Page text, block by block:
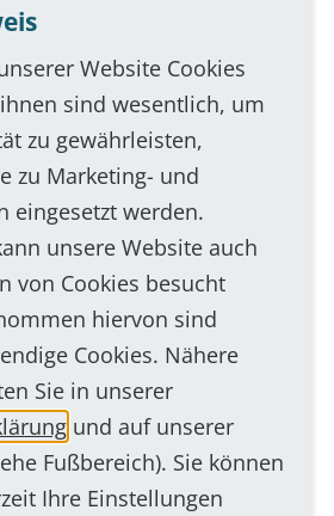
und
– für den
als
(NGRS) gem.
0827)
und Aufzugsnotrufsystem gem.
vandalengeschützt und
Website Cookies
sind wesentlich, um
zu gewährleisten,
zu Marketing- und
eingesetzt werden.
unsere Website auch
von Cookies besucht
hiervon sind
Cookies. Nähere
Sie in unserer
und auf unserer
Fußbereich). Sie können
Ihre Einstellungen